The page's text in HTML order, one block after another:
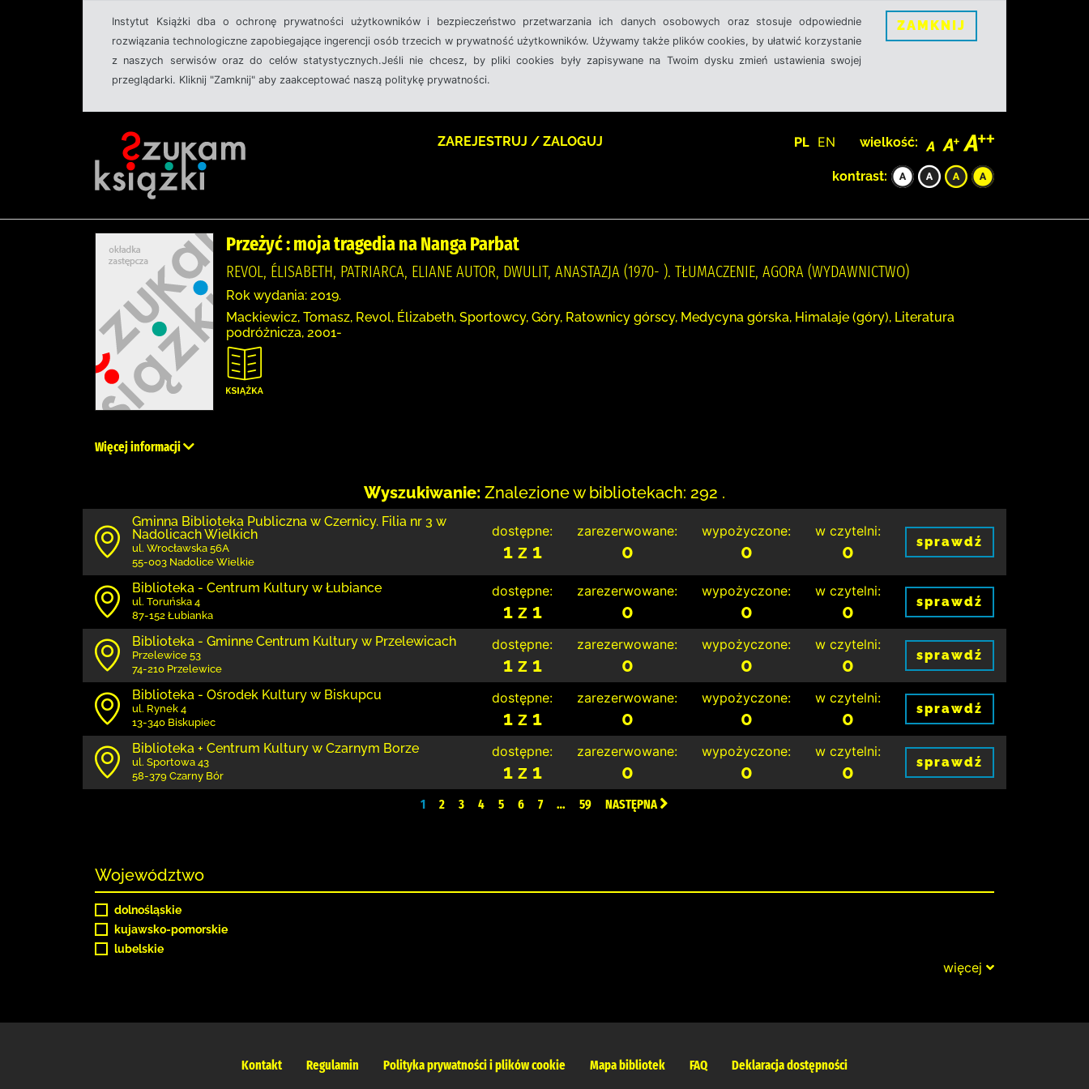
Instytut Książki dba o ochronę prywatności użytkowników i bezpieczeństwo przetwarzania ich danych osobowych oraz stosuje odpowiednie
rozwiązania technologiczne zapobiegające ingerencji osób trzecich w prywatność użytkowników. Używamy także plików cookies, by ułatwić korzystanie
z naszych serwisów oraz do celów statystycznych.Jeśli nie chcesz, by pliki cookies były zapisywane na Twoim dysku zmień ustawienia swojej
przeglądarki. Kliknij "Zamknij" aby zaakceptować naszą politykę prywatności.
ZAMKNIJ
ZAREJESTRUJ / ZALOGUJ PL EN wielkość:
kontrast:
Przeżyć : moja tragedia na Nanga Parbat
REVOL, ÉLISABETH, PATRIARCA, ELIANE AUTOR, DWULIT, ANASTAZJA (1970- ). TŁUMACZENIE, AGORA (WYDAWNICTWO)
Rok wydania: 2019.
Mackiewicz, Tomasz, Revol, Élizabeth, Sportowcy, Góry, Ratownicy górscy, Medycyna górska, Himalaje (góry), Literatura
podróżnicza, 2001-
Więcej informacji
Wyszukiwanie: Znalezione w bibliotekach: 292 .
Gminna Biblioteka Publiczna w Czernicy. Filia nr 3 w
Nadolicach Wielkich
ul. Wrocławska 56A
55-003 Nadolice Wielkie
dostępne:
1 z 1
zarezerwowane:
0
wypożyczone:
0
w czytelni:
0 sprawdź
Biblioteka - Centrum Kultury w Łubiance
ul. Toruńska 4
87-152 Łubianka
dostępne:
1 z 1
zarezerwowane:
0
wypożyczone:
0
w czytelni:
0 sprawdź
Biblioteka - Gminne Centrum Kultury w Przelewicach
Przelewice 53
74-210 Przelewice
dostępne:
1 z 1
zarezerwowane:
0
wypożyczone:
0
w czytelni:
0 sprawdź
Biblioteka - Ośrodek Kultury w Biskupcu
ul. Rynek 4
13-340 Biskupiec
dostępne:
1 z 1
zarezerwowane:
0
wypożyczone:
0
w czytelni:
0 sprawdź
Biblioteka + Centrum Kultury w Czarnym Borze
ul. Sportowa 43
58-379 Czarny Bór
dostępne:
1 z 1
zarezerwowane:
0
wypożyczone:
0
w czytelni:
0 sprawdź
1 2 3 4 5 6 7 … 59 NASTĘPNA
Województwo
dolnośląskie
kujawsko-pomorskie
lubelskie
więcej
Kontakt Regulamin Polityka prywatności i plików cookie Mapa bibliotek FAQ Deklaracja dostępności